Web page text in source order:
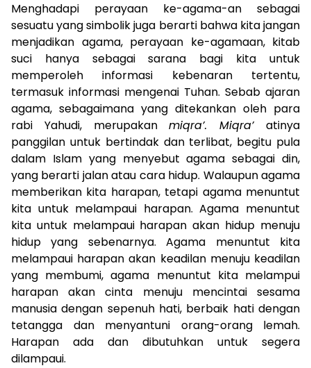
Menghadapi perayaan ke-agama-an sebagai
sesuatu yang simbolik juga berarti bahwa kita jangan
menjadikan agama, perayaan ke-agamaan, kitab
suci hanya sebagai sarana bagi kita untuk
memperoleh informasi kebenaran tertentu,
termasuk informasi mengenai Tuhan. Sebab ajaran
agama, sebagaimana yang ditekankan oleh para
rabi Yahudi, merupakanmiqra’. Miqra’atinya
panggilan untuk bertindak dan terlibat, begitu pula
dalam Islam yang menyebut agama sebagai din,
yang berarti jalan atau cara hidup. Walaupun agama
memberikan kita harapan, tetapi agama menuntut
kita untuk melampaui harapan. Agama menuntut
kita untuk melampaui harapan akan hidup menuju
hidup yang sebenarnya. Agama menuntut kita
melampaui harapan akan keadilan menuju keadilan
yang membumi, agama menuntut kita melampui
harapan akan cinta menuju mencintai sesama
manusia dengan sepenuh hati, berbaik hati dengan
tetangga dan menyantuni orang-orang lemah.
Harapan ada dan dibutuhkan untuk segera
dilampaui.